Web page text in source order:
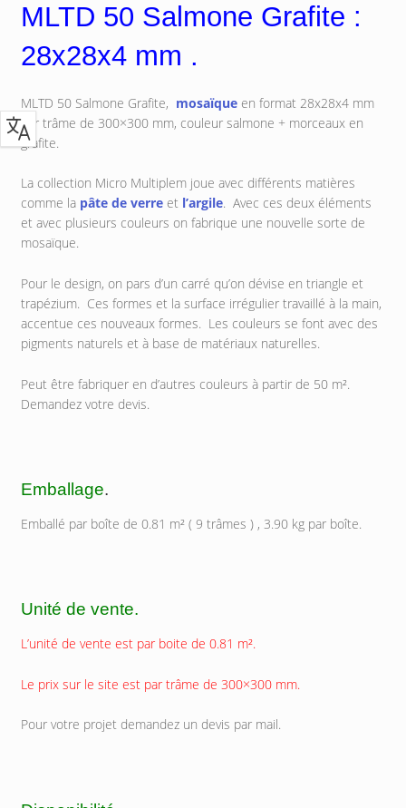
MLTD 50 Salmone Grafite :
28x28x4 mm .
MLTD 50 Salmone Grafite, mosaïqueen format 28x28x4 mm
sur trâme de 300×300 mm, couleur salmone + morceaux en
grafite.
La collection Micro Multiplem joue avec différents matières
comme la pâte de verreet l’argile. Avec ces deux éléments
et avec plusieurs couleurs on fabrique une nouvelle sorte de
mosaïque.
Pour le design, on pars d’un carré qu’on dévise en triangle et
trapézium. Ces formes et la surface irrégulier travaillé à la main,
accentue ces nouveaux formes. Les couleurs se font avec des
pigments naturels et à base de matériaux naturelles.
Peut être fabriquer en d’autres couleurs à partir de 50 m².
Demandez votre devis.
Emballage.
Emballé par boîte de 0.81 m² ( 9 trâmes ) , 3.90 kg par boîte.
Unité de vente.
L’unité de vente est par boite de 0.81 m².
Le prix sur le site est par trâme de 300×300 mm.
Pour votre projet demandez un devis par mail.